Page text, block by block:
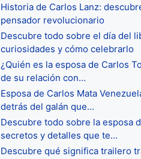
Historia de Carlos Lanz:
pensador revolucionario
Descubre todo sobre el día del
curiosidades y cómo celebrarlo
¿Quién es la esposa de Carlos
de su relación con…
Esposa de Carlos Mata
detrás del galán que…
Descubre todo sobre la esposa
secretos y detalles que te…
Descubre qué significa trailero